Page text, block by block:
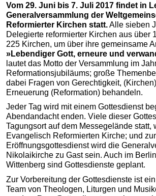
Vom 29. Juni bis 7. Juli 2017 findet in
Generalversammlung der
Reformierter Kirchen statt.Alle sieben
Delegierte reformierter Kirchen aus über
225 Kirchen, um über ihre gemeinsame
»Lebendiger Gott, erneure und
lautet das Motto der Versammlung im
Reformationsjubiläums; große
dabei Fragen von Gerechtigkeit,
Erneuerung (Reformation) behandeln.
Jeder Tag wird mit einem Gottesdienst
Abendandacht enden. Viele dieser
Tagungsort auf dem Messegelände statt,
Evangelisch Reformierten Kirche; und
Eröffnungsgottesdienst wird die
Nikolaikirche zu Gast sein. Auch im
Wittenberg sind Gottesdienste geplant.
Zur Vorbereitung der Gottesdienste ist
Team von Theologen, Liturgen und